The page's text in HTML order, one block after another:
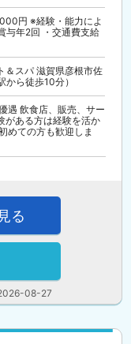
円 ※経験・能力によ
与年2回 ・交通費支給
＆スパ 滋賀県彦根市佐
ら徒歩10分）
遇 飲食店、販売、サー
がある方は経験を活か
めての方も歓迎しま
08-27
る